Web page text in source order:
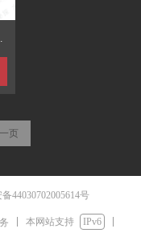
页
44030702005614号
本网站支持
IPv6